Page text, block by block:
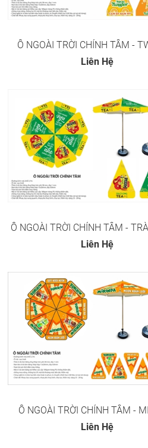
Ô NGOÀI TRỜI CHÍNH TÂM -
Liên Hệ
Ô NGOÀI TRỜI CHÍNH TÂM -
Liên Hệ
Ô NGOÀI TRỜI CHÍNH TÂM -
Liên Hệ